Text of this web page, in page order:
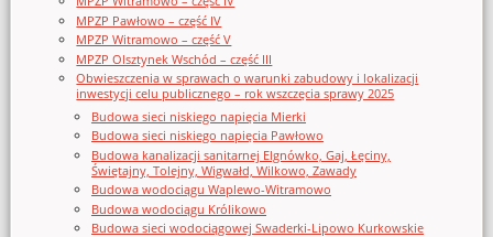
MPZP Pawłowo – część IV
MPZP Witramowo – część V
MPZP Olsztynek Wschód – część III
Obwieszczenia w sprawach o warunki zabudowy i lokalizacji
inwestycji celu publicznego – rok wszczęcia sprawy 2025
Budowa sieci niskiego napięcia Mierki
Budowa sieci niskiego napięcia Pawłowo
Budowa kanalizacji sanitarnej Elgnówko, Gaj, Łęciny,
Świętajny, Tolejny, Wigwałd, Wilkowo, Zawady
Budowa wodociągu Waplewo-Witramowo
Budowa wodociągu Królikowo
Budowa sieci wodociągowej Swaderki-Lipowo Kurkowskie